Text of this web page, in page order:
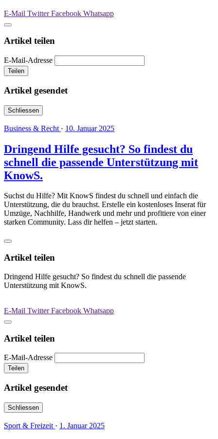
E-Mail TwitterFacebook Whatsapp
Artikel teilen
E-Mail-Adresse
Teilen
Artikel gesendet
Schliessen
Business & Recht · 10. Januar 2025
Dringend Hilfe gesucht? So findest du
schnell die passende Unterstützung mit
KnowS.
Suchst du Hilfe? Mit KnowS findest du schnell und einfach die
Unterstützung, die du brauchst. Erstelle ein kostenloses Inserat für
Umzüge, Nachhilfe, Handwerk und mehr und profitiere von einer
starken Community. Lass dir helfen – jetzt starten.
Artikel teilen
Dringend Hilfe gesucht? So findest du schnell die passende
Unterstützung mit KnowS.
E-Mail TwitterFacebook Whatsapp
Artikel teilen
E-Mail-Adresse
Teilen
Artikel gesendet
Schliessen
Sport & Freizeit · 1. Januar 2025